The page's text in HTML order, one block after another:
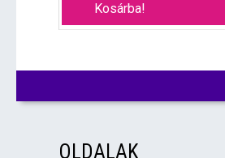
Kosárba!
OLDALAK